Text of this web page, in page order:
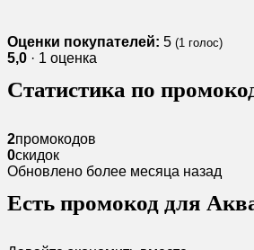
Оценки покупателей: 5 (1 голос)
5,0 · 1 оценка
Статистика по
2промокодов
0скидок
Обновлено более месяца назад
Есть промокод для